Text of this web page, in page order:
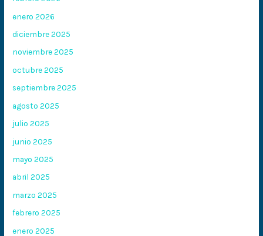
enero 2026
diciembre 2025
noviembre 2025
octubre 2025
septiembre 2025
agosto 2025
julio 2025
junio 2025
mayo 2025
abril 2025
marzo 2025
febrero 2025
enero 2025